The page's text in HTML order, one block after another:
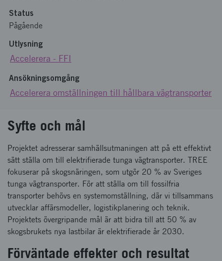
Status
Pågående
Utlysning
Accelerera - FFI
Ansökningsomgång
Accelerera omställningen till hållbara vägtransporter
Syfte och mål
Projektet adresserar samhällsutmaningen att på ett effektivt
sätt ställa om till elektrifierade tunga vägtransporter. TREE
fokuserar på skogsnäringen, som utgör 20 % av Sveriges
tunga vägtransporter. För att ställa om till fossilfria
transporter behövs en systemomställning, där vi tillsammans
utvecklar affärsmodeller, logistikplanering och teknik.
Projektets övergripande mål är att bidra till att 50 % av
skogsbrukets nya lastbilar är elektrifierade år 2030.
Förväntade effekter och resultat